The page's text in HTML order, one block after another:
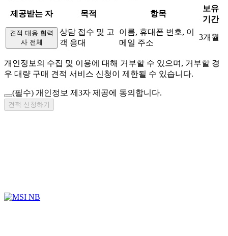
제공받는 자 목적 항목
보유
기간
견적 대응 협력
사 전체
상담 접수 및 고
객 응대
이름, 휴대폰 번호, 이
메일 주소
3개월
개인정보의 수집 및 이용에 대해 거부할 수 있으며, 거부할 경
우 대량 구매 견적 서비스 신청이 제한될 수 있습니다.
(필수) 개인정보 제3자 제공에 동의합니다.
견적 신청하기